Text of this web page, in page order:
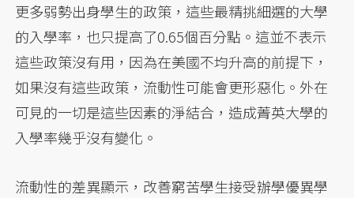
更多弱勢出身學生的政策，這些最精挑細選的大學
的入學率，也只提高了0.65個百分點。這並不表示
這些政策沒有用，因為在美國不均升高的前提下，
如果沒有這些政策，流動性可能會更形惡化。外在
可見的一切是這些因素的淨結合，造成菁英大學的
入學率幾乎沒有變化。
流動性的差異顯示，改善窮苦學生接受辦學優異學